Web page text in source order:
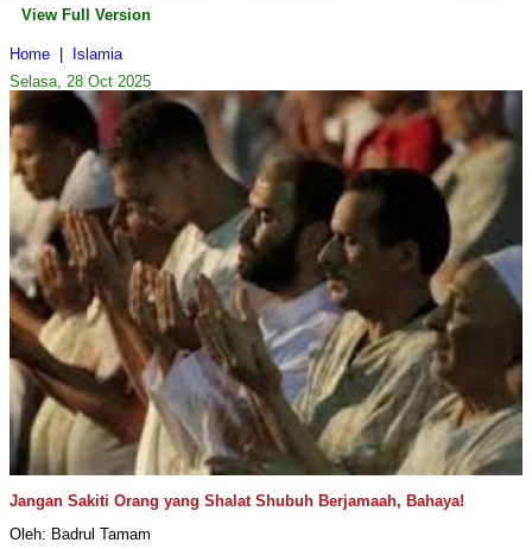
View Full Version
Home
Islamia
Selasa, 28 Oct 2025
Jangan Sakiti Orang yang Shalat Shubuh Berjamaah, Bahaya!
Oleh: Badrul Tamam